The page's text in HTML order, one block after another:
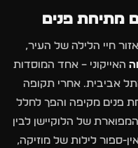
מתיחת פנים
חיי הלילה של העיר,
האייקוני – אחד המוסדות
אביבית. אחרי תקופה
פנים מקיפה והפך לחלל
של הלוקיישן לבין
ספור לילות של מוזיקה,